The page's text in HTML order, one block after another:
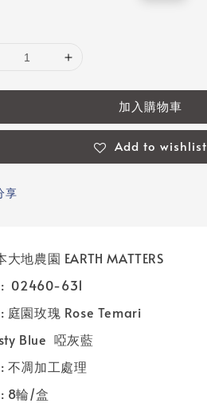
加入購物車
Add to wishlist
享
大地農園 EARTH MATTERS
: 02460-631
庭園玫瑰 Rose Temari
Blue 啞灰藍
不凋加工處理
8輪/盒